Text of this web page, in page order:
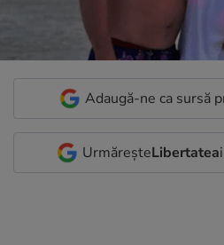
Adaugă-ne ca sursă
UrmăreșteLibertatea